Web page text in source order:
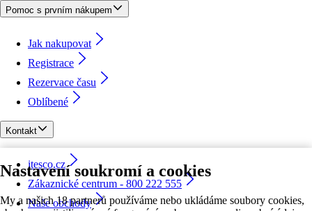
Nastavení soukromí a cookies
My a našich 18 partnerů používáme nebo ukládáme soubory cookies,
Pomoc s prvním nákupem
Jak nakupovat
Registrace
Rezervace času
Oblíbené
Kontakt
itesco.cz
Zákaznické centrum - 800 222 555
Naše obchody